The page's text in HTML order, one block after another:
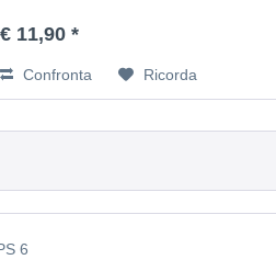
€ 11,90 *
Confronta Ricorda
6